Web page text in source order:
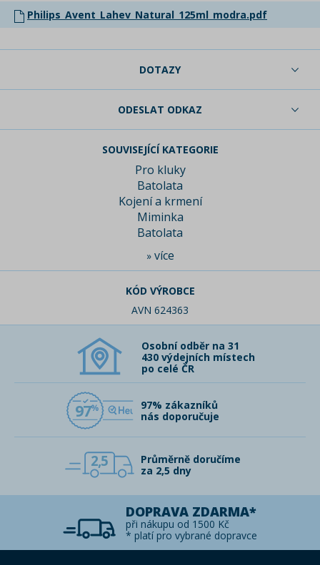
Philips_Avent_Lahev_Natural_125ml_modra.pdf
DOTAZY
ODESLAT ODKAZ
SOUVISEJÍCÍ KATEGORIE
Pro kluky
Batolata
Kojení a krmení
Miminka
Batolata
» více
KÓD VÝROBCE
AVN 624363
Osobní odběr na 31
430 výdejních místech
po celé ČR
97
97% zákazníků
nás doporučuje
2,5
Průměrně doručíme
za 2,5 dny
DOPRAVA ZDARMA*
při nákupu od 1500 Kč
* platí pro vybrané dopravce